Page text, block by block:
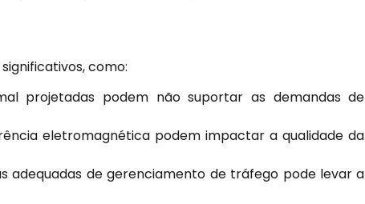
como:
projetadas podem não suportar as demandas de
eletromagnética podem impactar a qualidade da
adequadas de gerenciamento de tráfego pode levar a